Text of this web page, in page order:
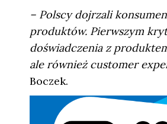
– Polscy dojrzali
produktów. Pierwszym
doświadczenia z
ale również customer
Boczek.